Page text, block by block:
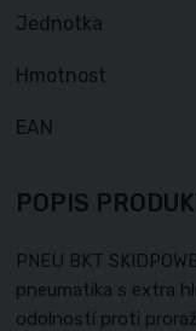
Jednotka
Hmotnost
EAN
POPIS
PNEU BKT
pneumatika s extra
odolností proti